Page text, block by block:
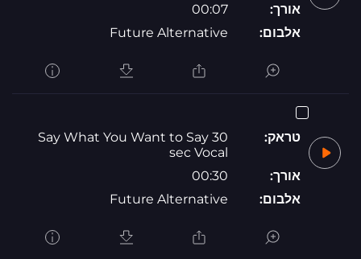
אורך:
00:07
אלבום:
Future Alternative
טראק:
Say What You Want to Say 30
sec Vocal
אורך:
00:30
אלבום:
Future Alternative